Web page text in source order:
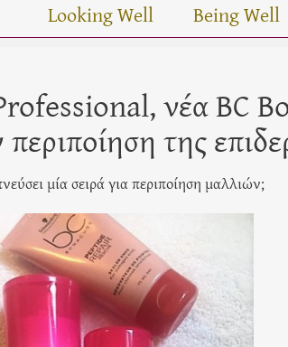
Looking Well Being Well
νέα BC
της
μία σειρά για περιποίηση μαλλιών;